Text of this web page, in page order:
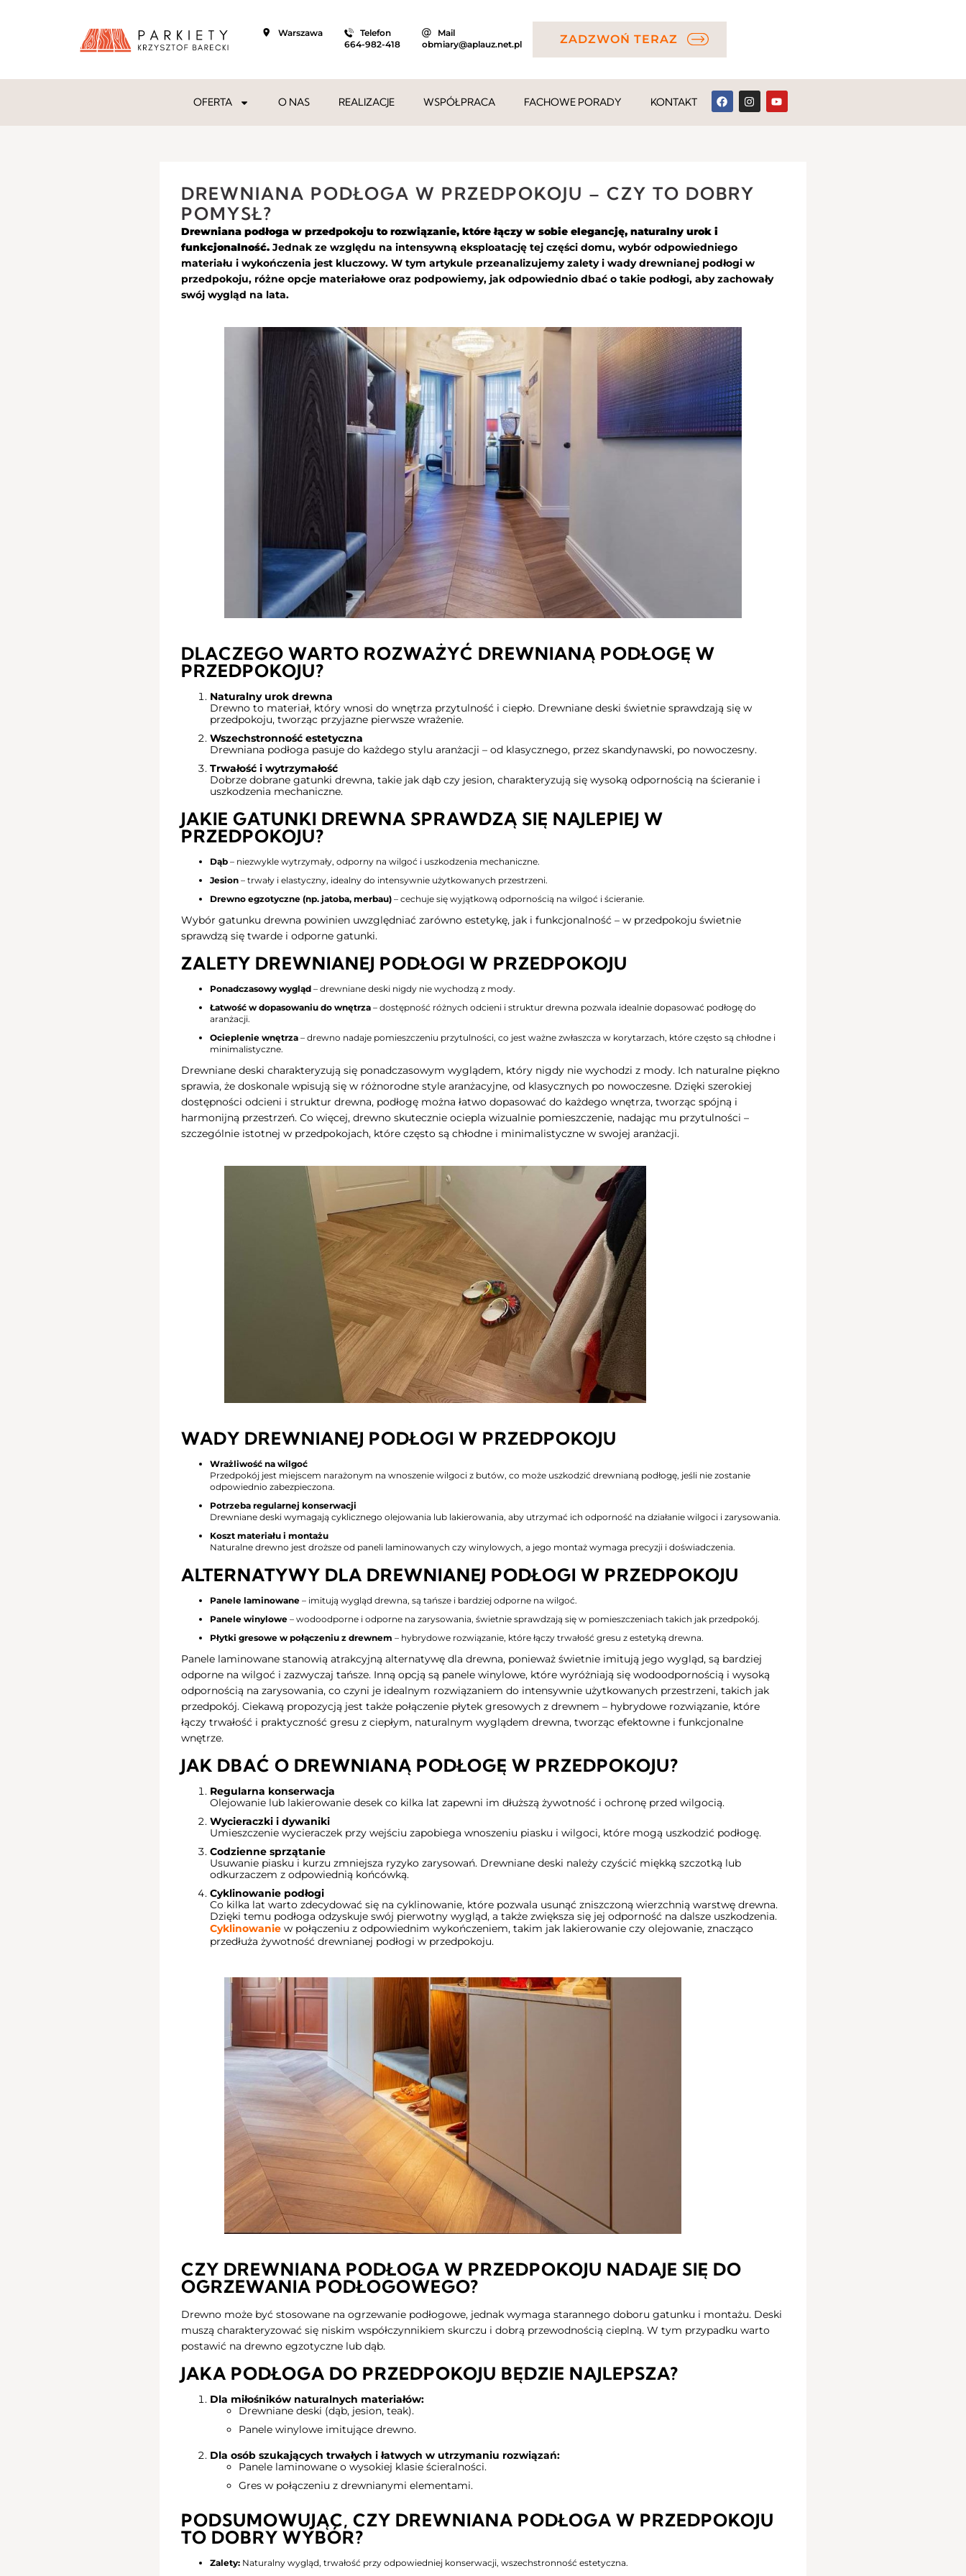
Warszawa
Telefon
664-982-418
Mail
obmiary@aplauz.net.pl
ZADZWOŃ TERAZ
OFERTA O NAS REALIZACJE WSPÓŁPRACA FACHOWE PORADY KONTAKT
DREWNIANA PODŁOGA W PRZEDPOKOJU – CZY TO DOBRY
POMYSŁ?
Drewniana podłoga w przedpokoju to rozwiązanie, które łączy w sobie elegancję, naturalny urok i
funkcjonalność. Jednak ze względu na intensywną eksploatację tej części domu, wybór odpowiedniego
materiału i wykończenia jest kluczowy. W tym artykule przeanalizujemy zalety i wady drewnianej podłogi w
przedpokoju, różne opcje materiałowe oraz podpowiemy, jak odpowiednio dbać o takie podłogi, aby zachowały
swój wygląd na lata.
DLACZEGO WARTO ROZWAŻYĆ DREWNIANĄ PODŁOGĘ W
PRZEDPOKOJU?
Naturalny urok drewna
Drewno to materiał, który wnosi do wnętrza przytulność i ciepło. Drewniane deski świetnie sprawdzają się w
przedpokoju, tworząc przyjazne pierwsze wrażenie.
Wszechstronność estetyczna
Drewniana podłoga pasuje do każdego stylu aranżacji – od klasycznego, przez skandynawski, po nowoczesny.
Trwałość i wytrzymałość
Dobrze dobrane gatunki drewna, takie jak dąb czy jesion, charakteryzują się wysoką odpornością na ścieranie i
uszkodzenia mechaniczne.
JAKIE GATUNKI DREWNA SPRAWDZĄ SIĘ NAJLEPIEJ W
PRZEDPOKOJU?
Dąb – niezwykle wytrzymały, odporny na wilgoć i uszkodzenia mechaniczne.
Jesion – trwały i elastyczny, idealny do intensywnie użytkowanych przestrzeni.
Drewno egzotyczne (np. jatoba, merbau) – cechuje się wyjątkową odpornością na wilgoć i ścieranie.
Wybór gatunku drewna powinien uwzględniać zarówno estetykę, jak i funkcjonalność – w przedpokoju świetnie
sprawdzą się twarde i odporne gatunki.
ZALETY DREWNIANEJ PODŁOGI W PRZEDPOKOJU
Ponadczasowy wygląd – drewniane deski nigdy nie wychodzą z mody.
Łatwość w dopasowaniu do wnętrza – dostępność różnych odcieni i struktur drewna pozwala idealnie dopasować podłogę do
aranżacji.
Ocieplenie wnętrza – drewno nadaje pomieszczeniu przytulności, co jest ważne zwłaszcza w korytarzach, które często są chłodne i
minimalistyczne.
Drewniane deski charakteryzują się ponadczasowym wyglądem, który nigdy nie wychodzi z mody. Ich naturalne piękno
sprawia, że doskonale wpisują się w różnorodne style aranżacyjne, od klasycznych po nowoczesne. Dzięki szerokiej
dostępności odcieni i struktur drewna, podłogę można łatwo dopasować do każdego wnętrza, tworząc spójną i
harmonijną przestrzeń. Co więcej, drewno skutecznie ociepla wizualnie pomieszczenie, nadając mu przytulności –
szczególnie istotnej w przedpokojach, które często są chłodne i minimalistyczne w swojej aranżacji.
WADY DREWNIANEJ PODŁOGI W PRZEDPOKOJU
Wrażliwość na wilgoć
Przedpokój jest miejscem narażonym na wnoszenie wilgoci z butów, co może uszkodzić drewnianą podłogę, jeśli nie zostanie
odpowiednio zabezpieczona.
Potrzeba regularnej konserwacji
Drewniane deski wymagają cyklicznego olejowania lub lakierowania, aby utrzymać ich odporność na działanie wilgoci i zarysowania.
Koszt materiału i montażu
Naturalne drewno jest droższe od paneli laminowanych czy winylowych, a jego montaż wymaga precyzji i doświadczenia.
ALTERNATYWY DLA DREWNIANEJ PODŁOGI W PRZEDPOKOJU
Panele laminowane – imitują wygląd drewna, są tańsze i bardziej odporne na wilgoć.
Panele winylowe – wodoodporne i odporne na zarysowania, świetnie sprawdzają się w pomieszczeniach takich jak przedpokój.
Płytki gresowe w połączeniu z drewnem – hybrydowe rozwiązanie, które łączy trwałość gresu z estetyką drewna.
Panele laminowane stanowią atrakcyjną alternatywę dla drewna, ponieważ świetnie imitują jego wygląd, są bardziej
odporne na wilgoć i zazwyczaj tańsze. Inną opcją są panele winylowe, które wyróżniają się wodoodpornością i wysoką
odpornością na zarysowania, co czyni je idealnym rozwiązaniem do intensywnie użytkowanych przestrzeni, takich jak
przedpokój. Ciekawą propozycją jest także połączenie płytek gresowych z drewnem – hybrydowe rozwiązanie, które
łączy trwałość i praktyczność gresu z ciepłym, naturalnym wyglądem drewna, tworząc efektowne i funkcjonalne
wnętrze.
JAK DBAĆ O DREWNIANĄ PODŁOGĘ W PRZEDPOKOJU?
Regularna konserwacja
Olejowanie lub lakierowanie desek co kilka lat zapewni im dłuższą żywotność i ochronę przed wilgocią.
Wycieraczki i dywaniki
Umieszczenie wycieraczek przy wejściu zapobiega wnoszeniu piasku i wilgoci, które mogą uszkodzić podłogę.
Codzienne sprzątanie
Usuwanie piasku i kurzu zmniejsza ryzyko zarysowań. Drewniane deski należy czyścić miękką szczotką lub
odkurzaczem z odpowiednią końcówką.
Cyklinowanie podłogi
Co kilka lat warto zdecydować się na cyklinowanie, które pozwala usunąć zniszczoną wierzchnią warstwę drewna.
Dzięki temu podłoga odzyskuje swój pierwotny wygląd, a także zwiększa się jej odporność na dalsze uszkodzenia.
Cyklinowanie w połączeniu z odpowiednim wykończeniem, takim jak lakierowanie czy olejowanie, znacząco
przedłuża żywotność drewnianej podłogi w przedpokoju.
CZY DREWNIANA PODŁOGA W PRZEDPOKOJU NADAJE SIĘ DO
OGRZEWANIA PODŁOGOWEGO?
Drewno może być stosowane na ogrzewanie podłogowe, jednak wymaga starannego doboru gatunku i montażu. Deski
muszą charakteryzować się niskim współczynnikiem skurczu i dobrą przewodnością cieplną. W tym przypadku warto
postawić na drewno egzotyczne lub dąb.
JAKA PODŁOGA DO PRZEDPOKOJU BĘDZIE NAJLEPSZA?
Dla miłośników naturalnych materiałów:
Drewniane deski (dąb, jesion, teak).
Panele winylowe imitujące drewno.
Dla osób szukających trwałych i łatwych w utrzymaniu rozwiązań:
Panele laminowane o wysokiej klasie ścieralności.
Gres w połączeniu z drewnianymi elementami.
PODSUMOWUJĄC, CZY DREWNIANA PODŁOGA W PRZEDPOKOJU
TO DOBRY WYBÓR?
Zalety: Naturalny wygląd, trwałość przy odpowiedniej konserwacji, wszechstronność estetyczna.